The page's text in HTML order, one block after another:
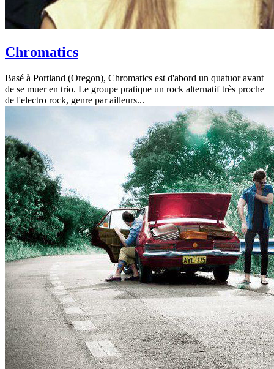
Chromatics
Basé à Portland (Oregon), Chromatics est d'abord un quatuor avant
de se muer en trio. Le groupe pratique un rock alternatif très proche
de l'electro rock, genre par ailleurs...